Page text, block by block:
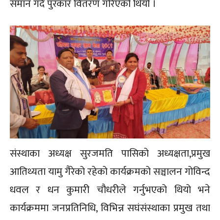
समान गर्दै पुरकार वितरण गरिएको थियो ।
संस्थाका अध्यक्ष सुरजमति पासिको अध्यक्षता,प्रमुख
आतिथ्यता यामु गैरेको रहेको कार्यक्रमको सञ्चालन गोविन्द
धवल र धन कुमारी चौधरीले गर्नुभएको थियो भने
कार्यक्रममा जनप्रतिनिधि, विभिन्न सघंसंस्थाका प्रमुख तथा